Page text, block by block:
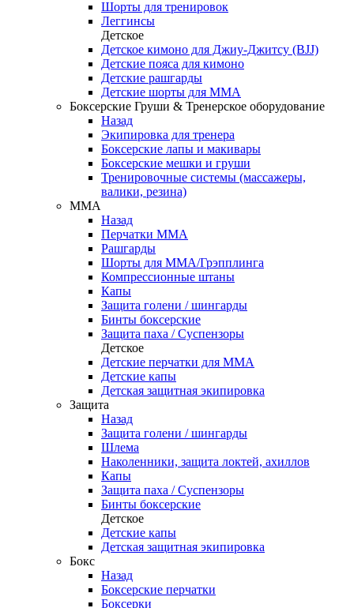
Шорты для тренировок
Леггинсы
Детское
Детское кимоно для Джиу-Джитсу (BJJ)
Детские пояса для кимоно
Детские рашгарды
Детские шорты для ММА
Боксерские Груши & Тренерское оборудование
Назад
Экипировка для тренера
Боксерские лапы и макивары
Боксерские мешки и груши
Тренировочные системы (массажеры,
валики, резина)
ММА
Назад
Перчатки ММА
Рашгарды
Шорты для ММА/Грэпплинга
Компрессионные штаны
Капы
Защита голени / шингарды
Бинты боксерские
Защита паха / Суспензоры
Детское
Детские перчатки для ММА
Детские капы
Детская защитная экипировка
Защита
Назад
Защита голени / шингарды
Шлема
Наколенники, защита локтей, ахиллов
Капы
Защита паха / Суспензоры
Бинты боксерские
Детское
Детские капы
Детская защитная экипировка
Бокс
Назад
Боксерские перчатки
Боксерки